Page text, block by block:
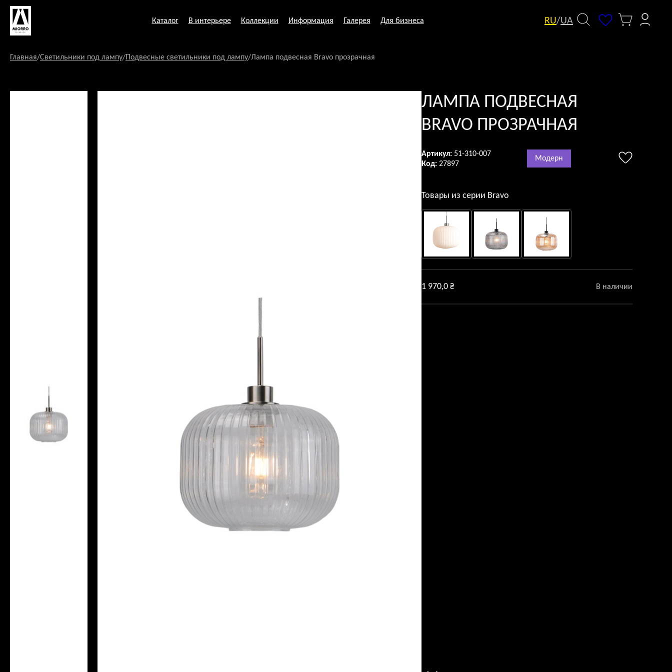
Перейти
содержанию
Каталог В интерьере Коллекции Информация Галерея Для бизнеса RU/UA
Главная/Светильники под лампу/ Подвесные светильники под лампу/Лампа подвесная Bravo прозрачная
ЛАМПА ПОДВЕСНАЯ
BRAVO ПРОЗРАЧНАЯ
Артикул:51-310-007
Код:27897
Модерн
Товары из серии Bravo
1 970,0 ₴ В наличии